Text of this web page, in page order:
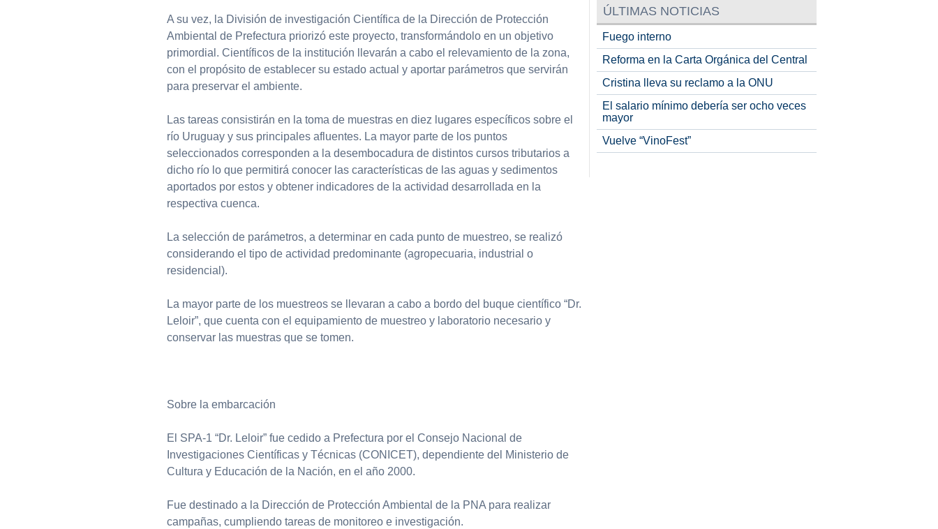
A su vez, la División de investigación Científica de la Dirección de Protección
Ambiental de Prefectura priorizó este proyecto, transformándolo en un objetivo
primordial. Científicos de la institución llevarán a cabo el relevamiento de la zona,
con el propósito de establecer su estado actual y aportar parámetros que servirán
para preservar el ambiente.
Las tareas consistirán en la toma de muestras en diez lugares específicos sobre el
río Uruguay y sus principales afluentes. La mayor parte de los puntos
seleccionados corresponden a la desembocadura de distintos cursos tributarios a
dicho río lo que permitirá conocer las características de las aguas y sedimentos
aportados por estos y obtener indicadores de la actividad desarrollada en la
respectiva cuenca.
La selección de parámetros, a determinar en cada punto de muestreo, se realizó
considerando el tipo de actividad predominante (agropecuaria, industrial o
residencial).
La mayor parte de los muestreos se llevaran a cabo a bordo del buque científico “Dr.
Leloir”, que cuenta con el equipamiento de muestreo y laboratorio necesario y
conservar las muestras que se tomen.
Sobre la embarcación
El SPA-1 “Dr. Leloir” fue cedido a Prefectura por el Consejo Nacional de
Investigaciones Científicas y Técnicas (CONICET), dependiente del Ministerio de
Cultura y Educación de la Nación, en el año 2000.
Fue destinado a la Dirección de Protección Ambiental de la PNA para realizar
campañas, cumpliendo tareas de monitoreo e investigación.
ÚLTIMAS NOTICIAS
Fuego interno
Reforma en la Carta Orgánica del Central
Cristina lleva su reclamo a la ONU
El salario mínimo debería ser ocho veces
mayor
Vuelve “VinoFest”